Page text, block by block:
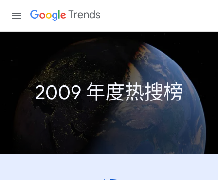
Trends
2009 年度热搜榜